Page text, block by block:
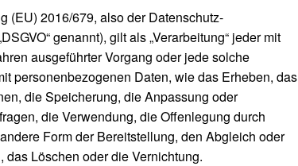
(EU) 2016/679, also der Datenschutz-
genannt), gilt als „Verarbeitung“ jeder mit
ausgeführter Vorgang oder jede solche
personenbezogenen Daten, wie das Erheben, das
die Speicherung, die Anpassung oder
die Verwendung, die Offenlegung durch
Form der Bereitstellung, den Abgleich oder
Löschen oder die Vernichtung.